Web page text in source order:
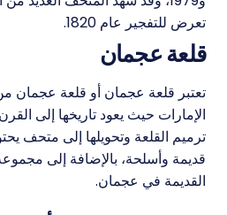
تعرض للتفجير عام 1820.
قلعة عجمان
تعتبر قلعة عجمان أو قلعة عجمان من
الإمارات حيث يعود تاريخها إلى
ترميم القلعة وتحويلها إلى متحف
قديمة وأسلحة، بالإضافة إلى
القديمة في عجمان.